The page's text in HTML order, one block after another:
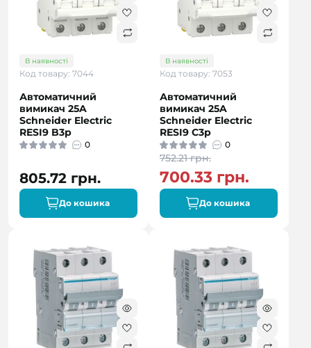
В наявності
Код товару: 7044
Автоматичний
вимикач 25A
Schneider Electric
RESI9 B3р
0
805.72 грн.
До кошика
В наявності
Код товару: 7053
Автоматичний
вимикач 25A
Schneider Electric
RESI9 C3р
0
752.21 грн.
700.33 грн.
До кошика